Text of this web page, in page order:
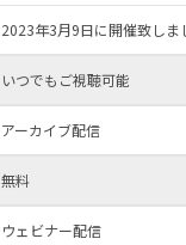
2023年3月9日に開催致しま
いつでもご視聴可能
アーカイブ配信
無料
ウェビナー配信